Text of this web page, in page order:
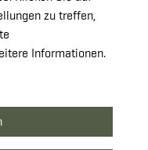
öffnen
planen
zu treffen,
Informationen.